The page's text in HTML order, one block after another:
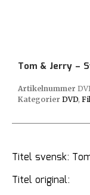
Tom & Jerry –
Artikelnummer
Kategorier DVD,
Titel svensk:
Titel original: